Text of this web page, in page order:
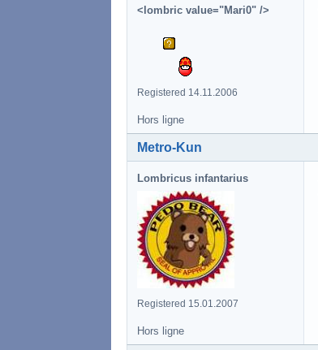
<lombric value="Mari0" />
Registered 14.11.2006
Hors ligne
Metro-Kun
Lombricus infantarius
Registered 15.01.2007
Hors ligne